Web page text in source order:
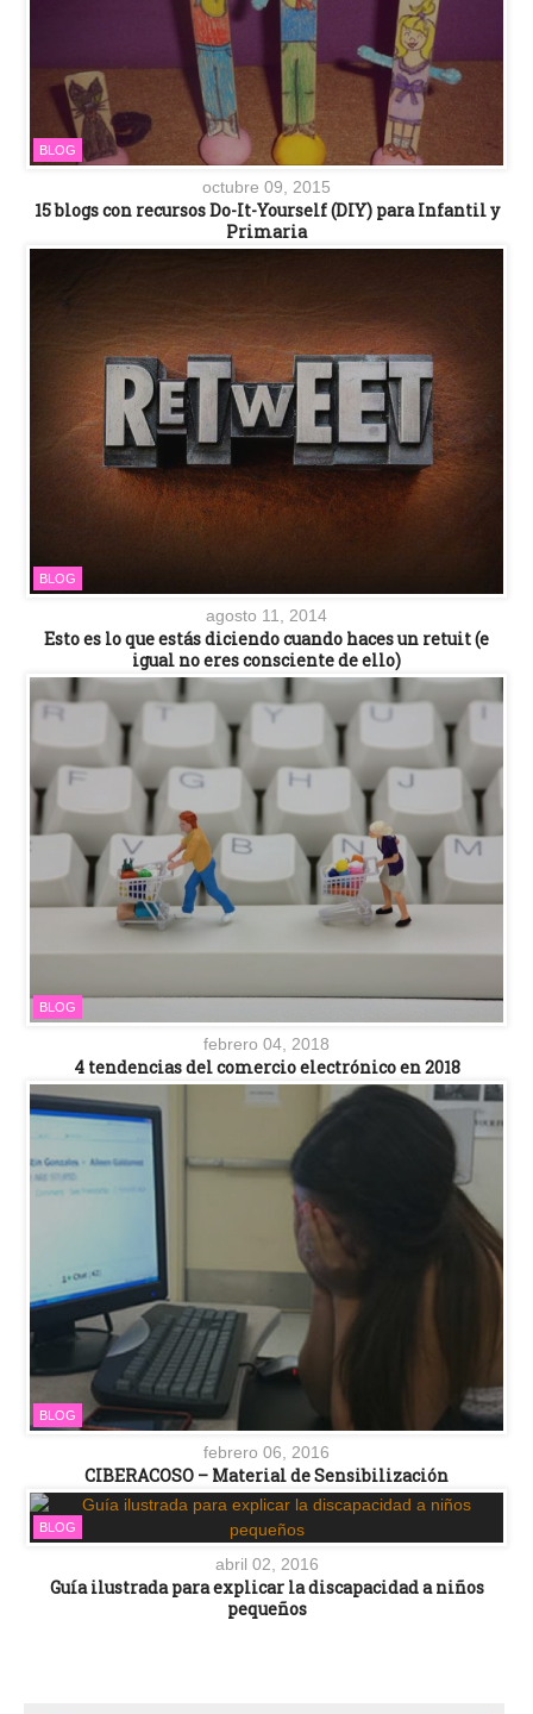
BLOG
octubre 09, 2015
15 blogs con recursos Do-It-Yourself (DIY) para Infantil y
Primaria
BLOG
agosto 11, 2014
Esto es lo que estás diciendo cuando haces un retuit (e
igual no eres consciente de ello)
BLOG
febrero 04, 2018
4 tendencias del comercio electrónico en 2018
BLOG
febrero 06, 2016
CIBERACOSO – Material de Sensibilización
BLOG
abril 02, 2016
Guía ilustrada para explicar la discapacidad a niños
pequeños